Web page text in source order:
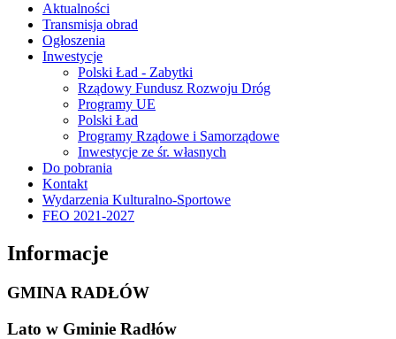
Aktualności
Transmisja obrad
Ogłoszenia
Inwestycje
Polski Ład - Zabytki
Rządowy Fundusz Rozwoju Dróg
Programy UE
Polski Ład
Programy Rządowe i Samorządowe
Inwestycje ze śr. własnych
Do pobrania
Kontakt
Wydarzenia Kulturalno-Sportowe
FEO 2021-2027
Informacje
GMINA RADŁÓW
Lato w Gminie Radłów